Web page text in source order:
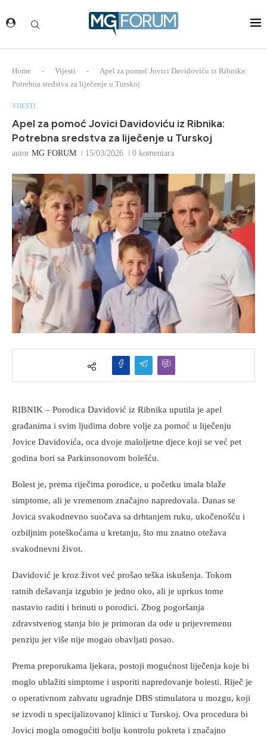
Home - Vijesti -
Apel za pomoć Jovici Davidoviću iz Ribnika:
Potrebna sredstva za liječenje u Turskoj
VIJESTI
Apel za pomoć Jovici Davidoviću iz Ribnika:
Potrebna sredstva za liječenje u Turskoj
autor MG FORUM 15/03/2026 0 komentara
RIBNIK – Porodica Davidović iz Ribnika uputila je apel
građanima i svim ljudima dobre volje za pomoć u liječenju
Jovice Davidovića, oca dvoje maloljetne djece koji se već pet
godina bori sa Parkinsonovom bolešću.
Bolest je, prema riječima porodice, u početku imala blaže
simptome, ali je vremenom značajno napredovala. Danas se
Jovica svakodnevno suočava sa drhtanjem ruku, ukočenošću i
ozbiljnim poteškoćama u kretanju, što mu znatno otežava
svakodnevni život.
Davidović je kroz život već prošao teška iskušenja. Tokom
ratnih dešavanja izgubio je jedno oko, ali je uprkos tome
nastavio raditi i brinuti o porodici. Zbog pogoršanja
zdravstvenog stanja bio je primoran da ode u prijevremenu
penziju jer više nije mogao obavljati posao.
Prema preporukama ljekara, postoji mogućnost liječenja koje bi
moglo ublažiti simptome i usporiti napredovanje bolesti. Riječ je
o operativnom zahvatu ugradnje DBS stimulatora u mozgu, koji
se izvodi u specijalizovanoj klinici u Turskoj. Ova procedura bi
Jovici mogla omogućiti bolju kontrolu pokreta i značajno